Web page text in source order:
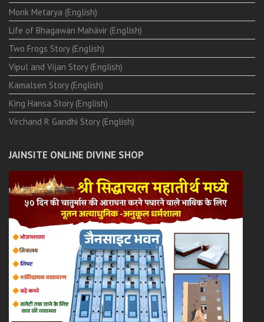
Monk Metarya (English)
Life of Bhagawän Mahävir (English)
Two Frogs Story (English)
Vipul and Vijan Story (English)
Kamalsen Story (English)
King Hansa Story (English)
Virchand R Gandhi Story (English)
JAINSITE ONLINE DIVINE SHOP